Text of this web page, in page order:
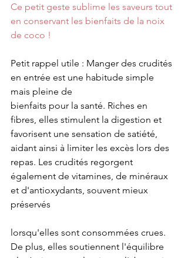
Ce petit geste sublime les saveurs tout
en conservant les bienfaits de la noix
de coco !
Petit rappel utile : Manger des crudités
en entrée est une habitude simple
mais pleine de
bienfaits pour la santé. Riches en
fibres, elles stimulent la digestion et
favorisent une sensation de satiété,
aidant ainsi à limiter les excès lors des
repas. Les crudités regorgent
également de vitamines, de minéraux
et d'antioxydants, souvent mieux
préservés
lorsqu'elles sont consommées crues.
De plus, elles soutiennent l'équilibre